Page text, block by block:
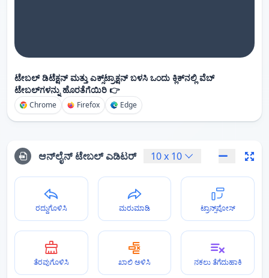
ಟೇಬಲ್ ಡಿಟೆಕ್ಷನ್ ಮತ್ತು ಎಕ್ಸ್‌ಟ್ರಾಕ್ಷನ್ ಬಳಸಿ ಒಂದು ಕ್ಲಿಕ್‌ನಲ್ಲಿ ವೆಬ್
ಟೇಬಲ್‌ಗಳನ್ನು ಹೊರತೆಗೆಯಿರಿ 👉
Chrome Firefox Edge
ಆನ್‌ಲೈನ್ ಟೇಬಲ್ ಎಡಿಟರ್ 10x 10
ರದ್ದುಗೊಳಿಸಿ ಮರುಮಾಡಿ ಟ್ರಾನ್ಸ್‌ಪೋಸ್
ತೆರವುಗೊಳಿಸಿ ಖಾಲಿ ಅಳಿಸಿ ನಕಲು ತೆಗೆದುಹಾಕಿ